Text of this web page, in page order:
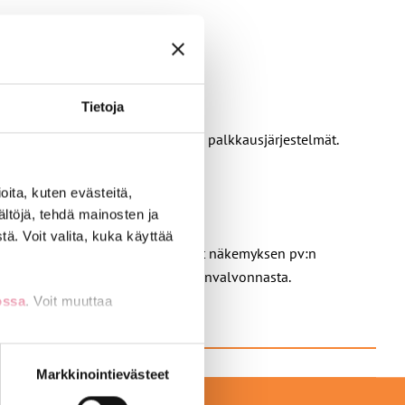
Tietoja
kuten evästeitä,
tehdä mainosten ja
Voit valita, kuka käyttää
. Voit muuttaa
tai
Markkinointievästeet
työsuojelulait sekä pv:n palkkausjärjestelmät.
soveltamisessa. On saanut näkemyksen pv:n
tietämystä valtion edunvalvonnasta.